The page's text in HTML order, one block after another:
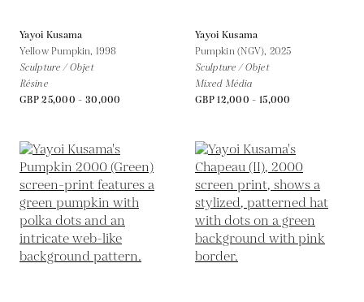
Yayoi Kusama
Yellow Pumpkin, 1998
Sculpture / Objet
Résine
GBP 25,000 - 30,000
Yayoi Kusama
Pumpkin (NGV), 2025
Sculpture / Objet
Mixed Média
GBP 12,000 - 15,000